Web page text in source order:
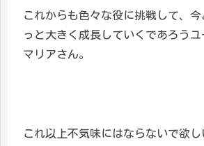
これからも色々な役に挑戦して、
っと大きく成長していくであろう
マリアさん。
これ以上不気味にはならないで欲し